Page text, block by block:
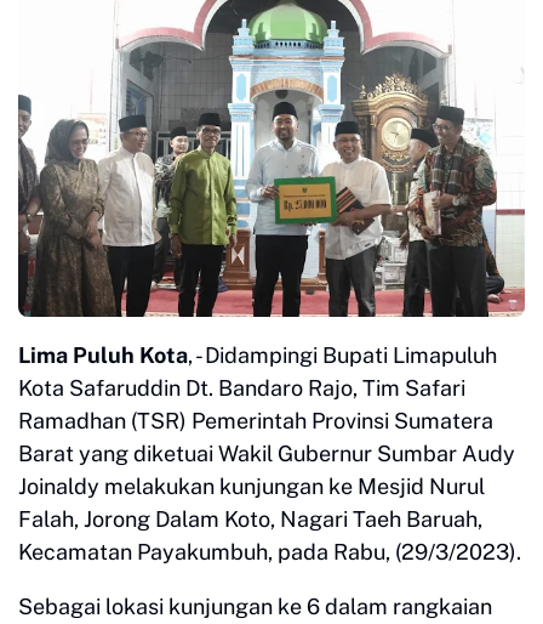
Lima Puluh Kota, - Didampingi Bupati Limapuluh
Kota Safaruddin Dt. Bandaro Rajo, Tim Safari
Ramadhan (TSR) Pemerintah Provinsi Sumatera
Barat yang diketuai Wakil Gubernur Sumbar Audy
Joinaldy melakukan kunjungan ke Mesjid Nurul
Falah, Jorong Dalam Koto, Nagari Taeh Baruah,
Kecamatan Payakumbuh, pada Rabu, (29/3/2023).
Sebagai lokasi kunjungan ke 6 dalam rangkaian